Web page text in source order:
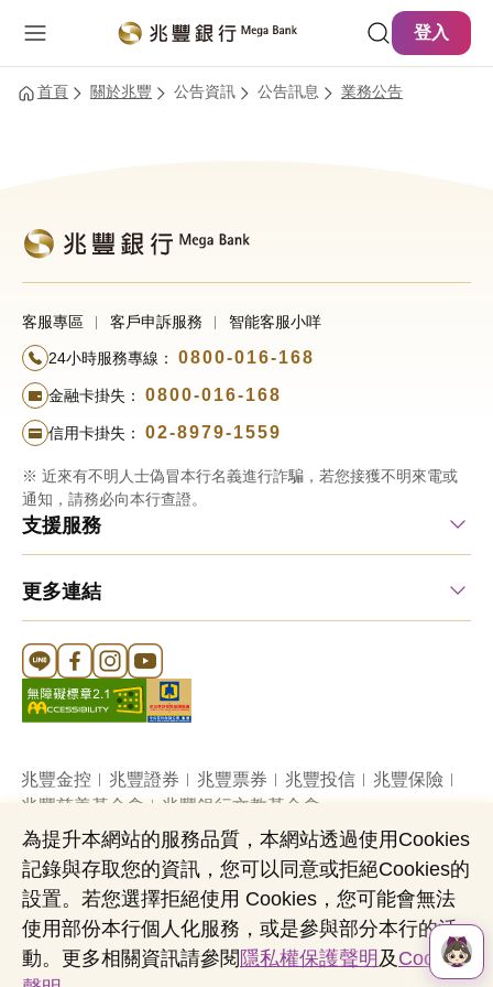
登入
首頁 關於兆豐 公告資訊 公告訊息 業務公告
客服專區 客戶申訴服務 智能客服小咩
24小時服務專線： 0800-016-168
金融卡掛失： 0800-016-168
信用卡掛失： 02-8979-1559
※ 近來有不明人士偽冒本行名義進行詐騙，若您接獲不明來電或
通知，請務必向本行查證。
支援服務
更多連結
Line 官方帳號
FB 官方帳號
Instagram 官方帳號
YouTube 官方帳號
兆豐金控 兆豐證券 兆豐票券 兆豐投信
兆豐保險
兆豐慈善基金會
兆豐銀行文教基金會
網站導覽 法定公開揭露事項
機構投資人盡職治理
隱私權聲明
共同行銷專區 國內外幣清算
營業人：兆豐國際商業銀行股份有限公司
營利事業統一編號：03705903
為提升本網站的服務品質，本網站透過使用Cookies
記錄與存取您的資訊，您可以同意或拒絕Cookies的
設置。若您選擇拒絕使用 Cookies，您可能會無法
使用部份本行個人化服務，或是參與部分本行的活
動。更多相關資訊請參閱 隱私權保護聲明 及 Cookies